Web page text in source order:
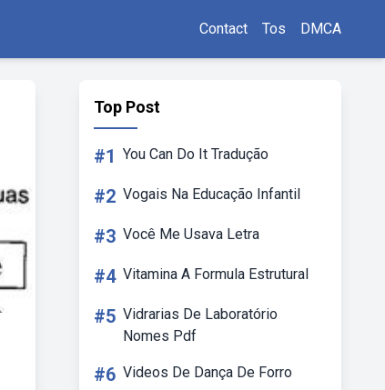
Contact Tos DMCA
Top Post
#1 You Can Do It Tradução
#2 Vogais Na Educação Infantil
#3 Você Me Usava Letra
#4 Vitamina A Formula Estrutural
#5 Vidrarias De Laboratório
Nomes Pdf
#6 Videos De Dança De Forro